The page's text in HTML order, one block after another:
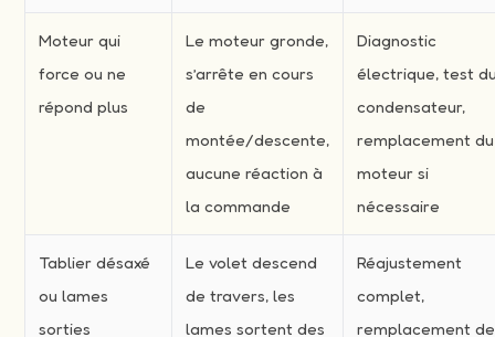
Moteur qui
force ou ne
répond plus
Le moteur gronde,
s’arrête en cours
de
montée/descente,
aucune réaction à
la commande
Diagnostic
électrique, test
condensateur,
remplacement du
moteur si
nécessaire
Tablier désaxé
ou lames
sorties
Le volet descend
de travers, les
lames sortent des
Réajustement
complet,
remplacement de